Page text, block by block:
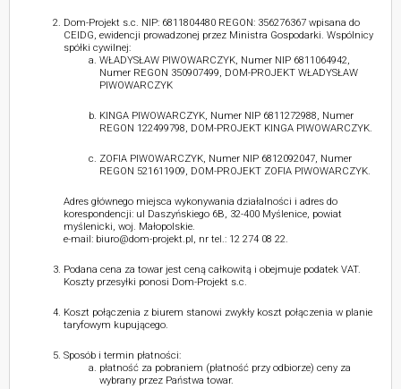
Dom-Projekt s.c. NIP: 6811804480 REGON: 356276367 wpisana do
CEIDG, ewidencji prowadzonej przez Ministra Gospodarki. Wspólnicy
spółki cywilnej:
WŁADYSŁAW PIWOWARCZYK, Numer NIP 6811064942,
Numer REGON 350907499, DOM-PROJEKT WŁADYSŁAW
PIWOWARCZYK
KINGA PIWOWARCZYK, Numer NIP 6811272988, Numer
REGON 122499798, DOM-PROJEKT KINGA PIWOWARCZYK.
ZOFIA PIWOWARCZYK, Numer NIP 6812092047, Numer
REGON 521611909, DOM-PROJEKT ZOFIA PIWOWARCZYK.
Adres głównego miejsca wykonywania działalności i adres do
korespondencji: ul Daszyńskiego 6B, 32-400 Myślenice, powiat
myślenicki, woj. Małopolskie.
e-mail: biuro@dom-projekt.pl, nr tel.: 12 274 08 22.
Podana cena za towar jest ceną całkowitą i obejmuje podatek VAT.
Koszty przesyłki ponosi Dom-Projekt s.c.
Koszt połączenia z biurem stanowi zwykły koszt połączenia w planie
taryfowym kupującego.
Sposób i termin płatności:
płatność za pobraniem (płatność przy odbiorze) ceny za
wybrany przez Państwa towar.